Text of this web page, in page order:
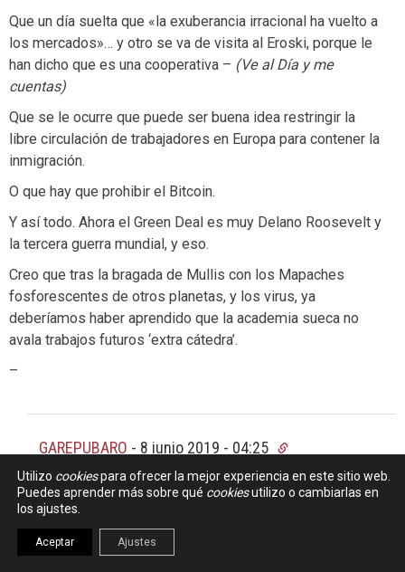
Que un día suelta que «la exuberancia irracional ha vuelto a
los mercados»… y otro se va de visita al Eroski, porque le
han dicho que es una cooperativa – (Ve al Día y me
cuentas)
Que se le ocurre que puede ser buena idea restringir la
libre circulación de trabajadores en Europa para contener la
inmigración.
O que hay que prohibir el Bitcoin.
Y así todo. Ahora el Green Deal es muy Delano Roosevelt y
la tercera guerra mundial, y eso.
Creo que tras la bragada de Mullis con los Mapaches
fosforescentes de otros planetas, y los virus, ya
deberíamos haber aprendido que la academia sueca no
avala trabajos futuros ‘extra cátedra’.
–
GAREPUBARO - 8 junio 2019 - 04:25
Si, es eso lo que esta pasando, ahora China trata de
romper el monopolio, oligopolio mundial de la
empresa informatica americana, y no veas la que se
ha liado, asi ahora pueden tener ya listo el ordenador y
Utilizo cookiespara ofrecer la mejor experiencia en este sitio web.
Puedes aprender más sobre qué cookiesutilizo o cambiarlas en
los ajustes.
Aceptar Ajustes